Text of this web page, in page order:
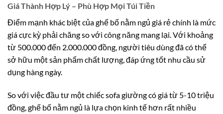
Giá Thành Hợp Lý – Phù Hợp Mọi Túi Tiền
Điểm mạnh khác biệt của ghế bố nằm ngủ giá rẻ chính là mức
giá cực kỳ phải chăng so với công năng mang lại. Với khoảng
từ 500.000 đến 2.000.000 đồng, người tiêu dùng đã có thể
sở hữu một sản phẩm chất lượng, đáp ứng tốt nhu cầu sử
dụng hàng ngày.
So với việc đầu tư một chiếc sofa giường có giá từ 5-10 triệu
đồng, ghế bố nằm ngủ là lựa chọn kinh tế hơn rất nhiều